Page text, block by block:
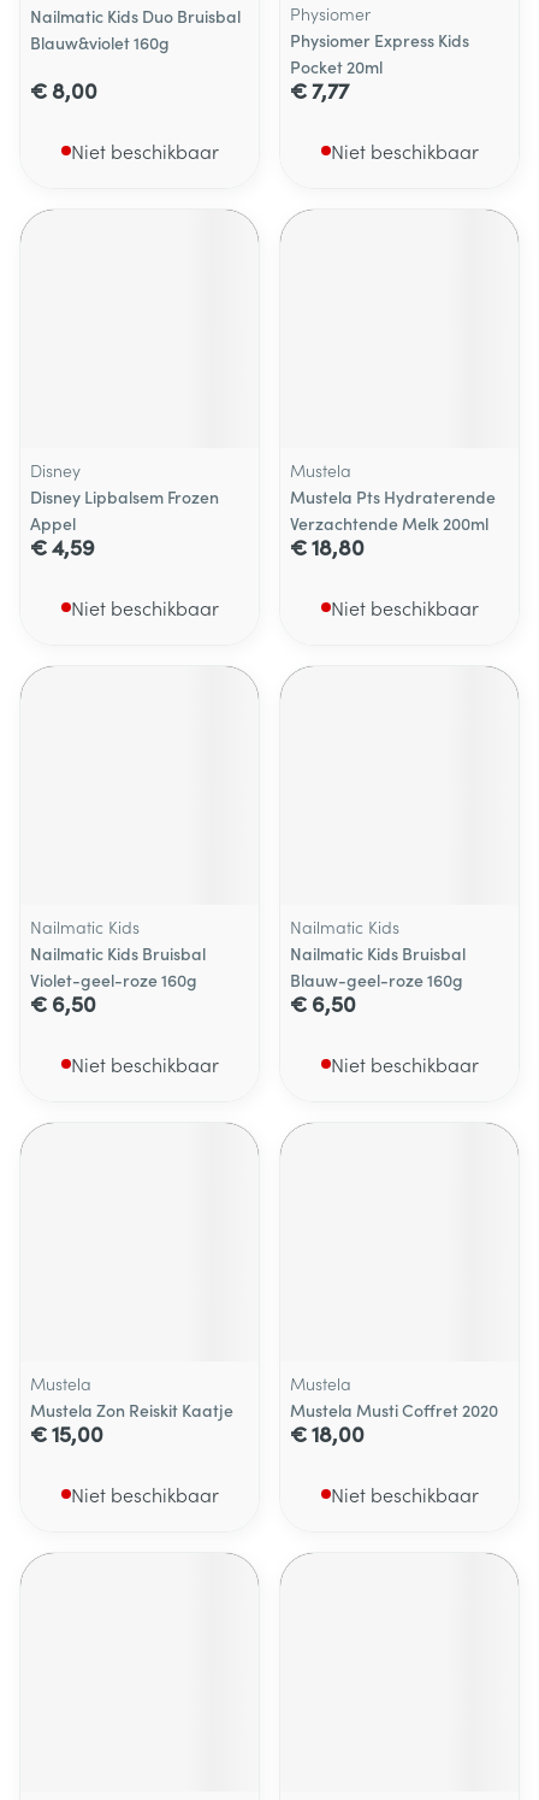
Nailmatic Kids Duo Bruisbal
Blauw&violet 160g
€ 8,00
Niet beschikbaar
Physiomer
Physiomer Express Kids
Pocket 20ml
€ 7,77
Niet beschikbaar
Disney
Disney Lipbalsem Frozen
Appel
€ 4,59
Niet beschikbaar
Mustela
Mustela Pts Hydraterende
Verzachtende Melk 200ml
€ 18,80
Niet beschikbaar
Nailmatic Kids
Nailmatic Kids Bruisbal
Violet-geel-roze 160g
€ 6,50
Niet beschikbaar
Nailmatic Kids
Nailmatic Kids Bruisbal
Blauw-geel-roze 160g
€ 6,50
Niet beschikbaar
Mustela
Mustela Zon Reiskit Kaatje
€ 15,00
Niet beschikbaar
Mustela
Mustela Musti Coffret 2020
€ 18,00
Niet beschikbaar